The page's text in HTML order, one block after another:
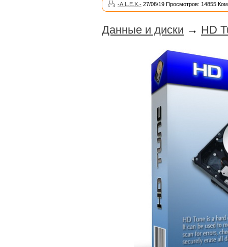
-A.L.E.X.- 27/08/19 Просмотров: 14855
Данные и диски → HD